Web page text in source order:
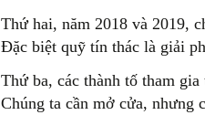
Thứ hai, năm 2018 và 2019,
Đặc biệt quỹ tín thác là giải
Thứ ba, các thành tố tham
Chúng ta cần mở cửa, nhưng